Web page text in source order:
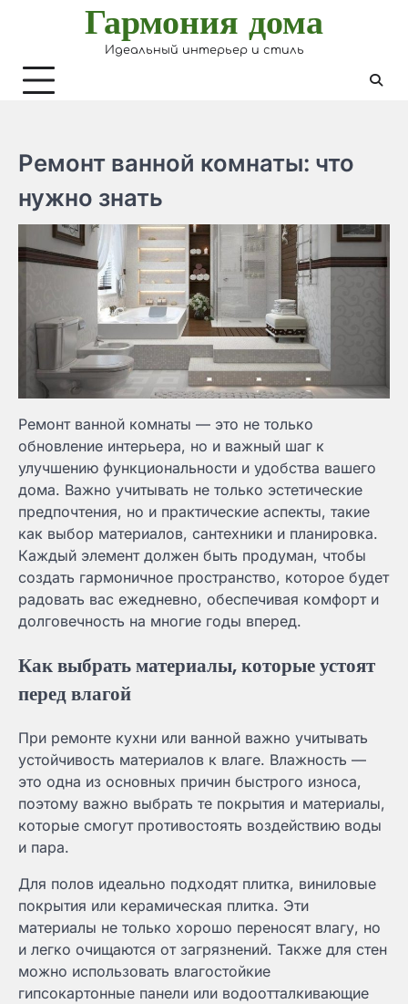
Гармония дома
Идеальный интерьер и стиль
Ремонт ванной комнаты: что
нужно знать
Ремонт ванной комнаты — это не только
обновление интерьера, но и важный шаг к
улучшению функциональности и удобства вашего
дома. Важно учитывать не только эстетические
предпочтения, но и практические аспекты, такие
как выбор материалов, сантехники и планировка.
Каждый элемент должен быть продуман, чтобы
создать гармоничное пространство, которое будет
радовать вас ежедневно, обеспечивая комфорт и
долговечность на многие годы вперед.
Как выбрать материалы, которые устоят
перед влагой
При ремонте кухни или ванной важно учитывать
устойчивость материалов к влаге. Влажность —
это одна из основных причин быстрого износа,
поэтому важно выбрать те покрытия и материалы,
которые смогут противостоять воздействию воды
и пара.
Для полов идеально подходят плитка, виниловые
покрытия или керамическая плитка. Эти
материалы не только хорошо переносят влагу, но
и легко очищаются от загрязнений. Также для стен
можно использовать влагостойкие
гипсокартонные панели или водоотталкивающие